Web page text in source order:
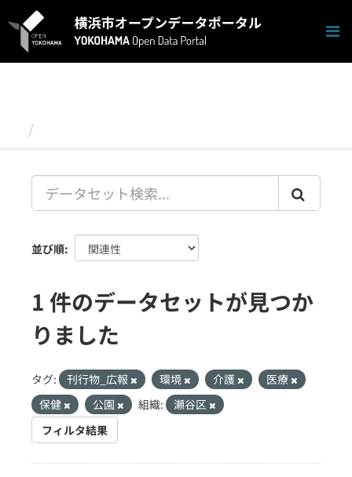
キ
並び順
1 件のデータセットが見つか
りました
タグ: 刊行物_広報 環境 介護
医療
保健
公園 組織:
瀬谷区
フィルタ結果